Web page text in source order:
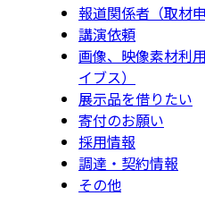
報道関係者（取材申
講演依頼
画像、映像素材利
イブス）
展示品を借りたい
寄付のお願い
採用情報
調達・契約情報
その他